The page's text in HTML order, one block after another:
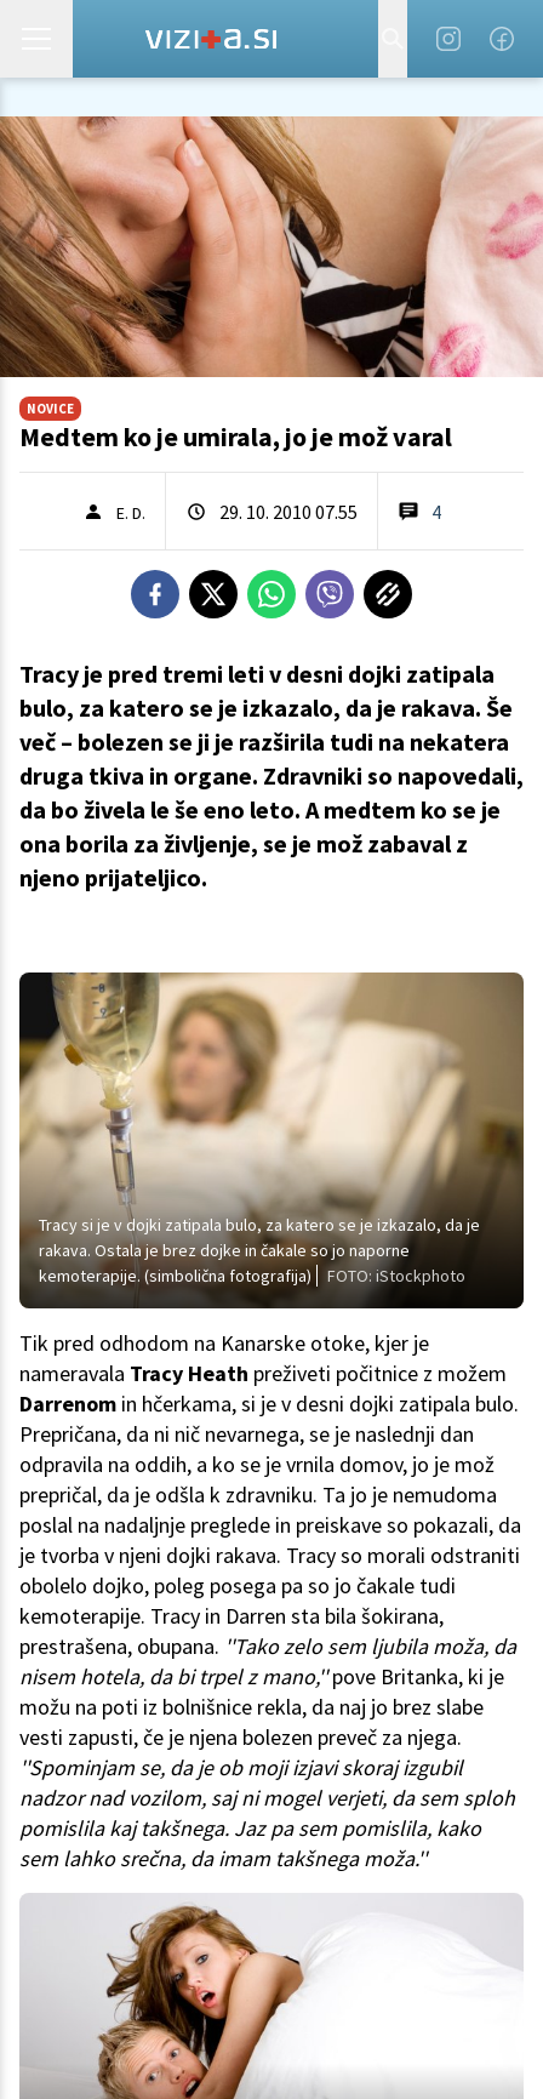
NOVICE
Medtem ko je umirala, jo je mož varal
E. D. 29. 10. 2010 07.55 4
Tracy je pred tremi leti v desni dojki zatipala
bulo, za katero se je izkazalo, da je rakava. Še
več – bolezen se ji je razširila tudi na nekatera
druga tkiva in organe. Zdravniki so napovedali,
da bo živela le še eno leto. A medtem ko se je
ona borila za življenje, se je mož zabaval z
njeno prijateljico.
Tracy si je v dojki zatipala bulo, za katero se je izkazalo, da je
rakava. Ostala je brez dojke in čakale so jo naporne
kemoterapije. (simbolična fotografija)
FOTO: iStockphoto
Tik pred odhodom na Kanarske otoke, kjer je
nameravala Tracy Heath preživeti počitnice z možem
Darrenom in hčerkama, si je v desni dojki zatipala bulo.
Prepričana, da ni nič nevarnega, se je naslednji dan
odpravila na oddih, a ko se je vrnila domov, jo je mož
prepričal, da je odšla k zdravniku. Ta jo je nemudoma
poslal na nadaljnje preglede in preiskave so pokazali, da
je tvorba v njeni dojki rakava. Tracy so morali odstraniti
obolelo dojko, poleg posega pa so jo čakale tudi
kemoterapije. Tracy in Darren sta bila šokirana,
prestrašena, obupana. ''Tako zelo sem ljubila moža, da
nisem hotela, da bi trpel z mano,''pove Britanka, ki je
možu na poti iz bolnišnice rekla, da naj jo brez slabe
vesti zapusti, če je njena bolezen preveč za njega.
''Spominjam se, da je ob moji izjavi skoraj izgubil
nadzor nad vozilom, saj ni mogel verjeti, da sem sploh
pomislila kaj takšnega. Jaz pa sem pomislila, kako
sem lahko srečna, da imam takšnega moža.''